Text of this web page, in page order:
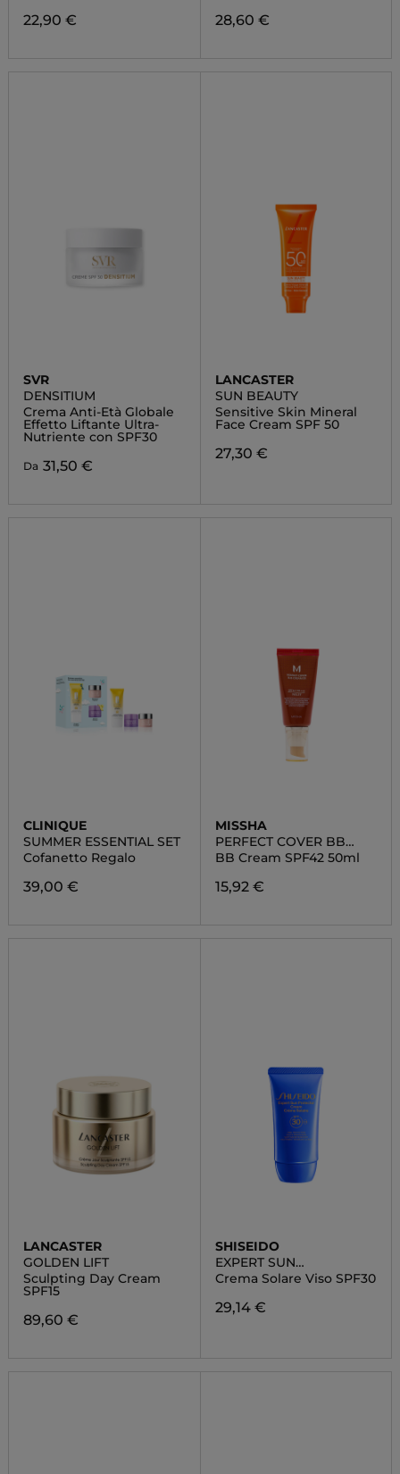
22,90 € 28,60 €
SVR
DENSITIUM
Crema Anti-Età Globale
Effetto Liftante Ultra-
Nutriente con SPF30
Da 31,50 €
LANCASTER
SUN BEAUTY
Sensitive Skin Mineral
Face Cream SPF 50
27,30 €
CLINIQUE
SUMMER ESSENTIAL SET
Cofanetto Regalo
39,00 €
MISSHA
PERFECT COVER BB
CREAM
BB Cream SPF42 50ml
15,92 €
LANCASTER
GOLDEN LIFT
Sculpting Day Cream
SPF15
89,60 €
SHISEIDO
EXPERT SUN
PROTECTOR
Crema Solare Viso SPF30
29,14 €